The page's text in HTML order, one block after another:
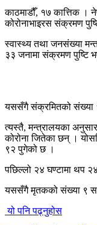
काठमाडौँ, १७ कात्तिक ।
कोरोनाभाइरस संक्रमण
स्वास्थ्य तथा जनसंख्या
३३ जनामा संक्रमण पुष्टि
यससँगै संक्रमितको संख्या
त्यस्तै, मन्त्रालयका
कोरोना जितेका छन् ।
९२ पुगेको छ ।
पछिल्लो २४ घण्टामा थप
यससँगै मृतकको संख्या ९
यो पनि पढ्नुहोस